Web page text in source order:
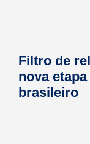
Filtro de
nova
brasileiro